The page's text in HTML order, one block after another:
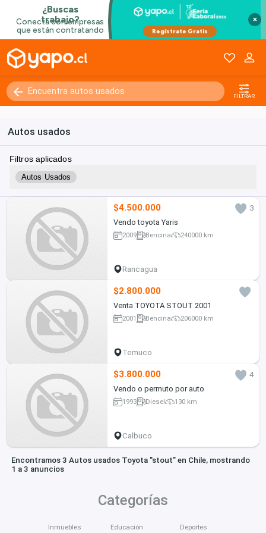
×
FILTRAR
Autos usados
Filtros aplicados
Autos Usados
$4.500.000
3
Vendo toyota Yaris
2009 Bencina 240000 km
Rancagua
$2.800.000
Venta TOYOTA STOUT 2001
2001 Bencina 206000 km
Temuco
$3.800.000
4
Vendo o permuto por auto
1993 Diesel 130 km
Calbuco
Encontramos 3 Autos usados Toyota "stout" en Chile, mostrando
1 a 3 anuncios
Categorías
Inmuebles Educación Deportes